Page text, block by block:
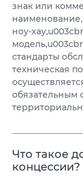
знак или
ноу-
стандарты
техническая
обязательным
Что такое
концессии?